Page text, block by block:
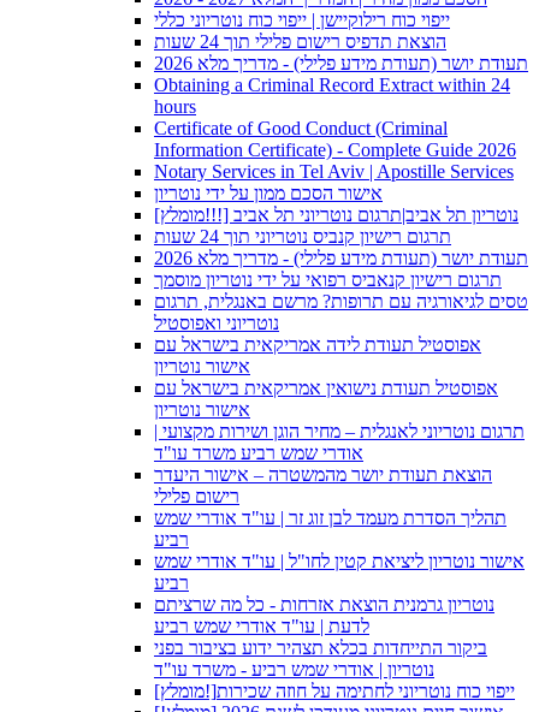
ייפוי כוח רילוקיישן | ייפוי כוח נוטריוני כללי
הוצאת תדפיס רישום פלילי תוך 24 שעות
תעודת יושר (תעודת מידע פלילי) - מדריך מלא 2026
Obtaining a Criminal Record Extract within 24
hours
Certificate of Good Conduct (Criminal
Information Certificate) - Complete Guide 2026
Notary Services in Tel Aviv | Apostille Services
אישור הסכם ממון על ידי נוטריון
[מומלץ!!!] נוטריון תל אביב|תרגום נוטריוני תל אביב
תרגום רישיון קנביס נוטריוני תוך 24 שעות
תעודת יושר (תעודת מידע פלילי) - מדריך מלא 2026
תרגום רישיון קנאביס רפואי על ידי נוטריון מוסמך
טסים לגיאורגיה עם תרופות? מרשם באנגלית, תרגום
נוטריוני ואפוסטיל
אפוסטיל תעודת לידה אמריקאית בישראל עם
אישור נוטריון
אפוסטיל תעודת נישואין אמריקאית בישראל עם
אישור נוטריון
תרגום נוטריוני לאנגלית – מחיר הוגן ושירות מקצועי |
אודרי שמש רביע משרד עו"ד
הוצאת תעודת יושר מהמשטרה – אישור היעדר
רישום פלילי
תהליך הסדרת מעמד לבן זוג זר | עו"ד אודרי שמש
רביע
אישור נוטריון ליציאת קטין לחו"ל | עו"ד אודרי שמש
רביע
נוטריון גרמנית הוצאת אזרחות - כל מה שרציתם
לדעת | עו"ד אודרי שמש רביע
ביקור התייחדות בכלא תצהיר ידוע בציבור בפני
נוטריון | אודרי שמש רביע - משרד עו"ד
[מומלץ!]ייפוי כוח נוטריוני לחתימה על חוזה שכירות